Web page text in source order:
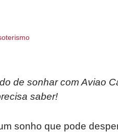
de sonhar com Aviao
saber!
sonho que pode